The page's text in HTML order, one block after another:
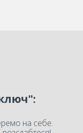
на себе.